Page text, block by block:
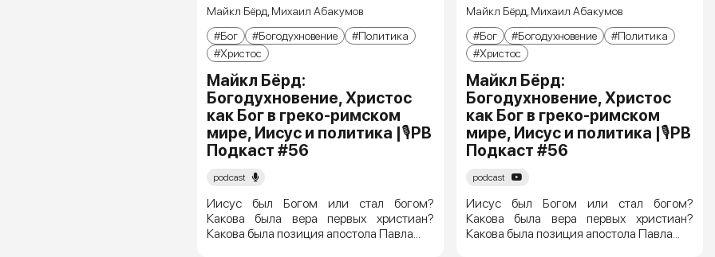
Майкл Бёрд Михаил Абакумов
Бог
Богодухновение
Политика
Христос
Майкл Бёрд:
Богодухновение, Христос
как Бог в греко-римском
мире, Иисус и политика |🎙РВ
Подкаст #56
podcast
Иисус был Богом или стал богом?
Какова была вера первых христиан?
Какова была позиция апостола Павла...
Майкл Бёрд Михаил Абакумов
Бог
Богодухновение
Политика
Христос
Майкл Бёрд:
Богодухновение, Христос
как Бог в греко-римском
мире, Иисус и политика |🎙РВ
Подкаст #56
podcast
Иисус был Богом или стал богом?
Какова была вера первых христиан?
Какова была позиция апостола Павла...